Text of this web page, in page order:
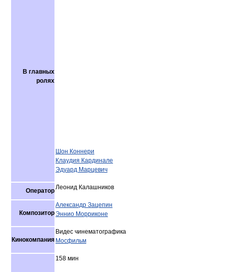
В главных
ролях
Шон Коннери
Клаудия Кардинале
Эдуард Марцевич
ОператорЛеонид Калашников
Композитор
Александр Зацепин
Эннио Морриконе
Кинокомпания
Видес чинематографика
Мосфильм
158 мин